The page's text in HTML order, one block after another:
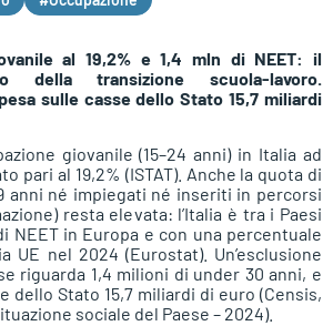
al 19,2% e 1,4 mln di NEET: il
della transizione scuola-lavoro.
sulle casse dello Stato 15,7 miliardi
giovanile (15–24 anni) in Italia ad
pari al 19,2% (ISTAT). Anche la quota di
anni né impiegati né inseriti in percorsi
resta elevata: l’Italia è tra i Paesi
NEET in Europa e con una percentuale
UE nel 2024 (Eurostat). Un’esclusione
riguarda 1,4 milioni di under 30 anni, e
dello Stato 15,7 miliardi di euro (Censis,
sociale del Paese – 2024).